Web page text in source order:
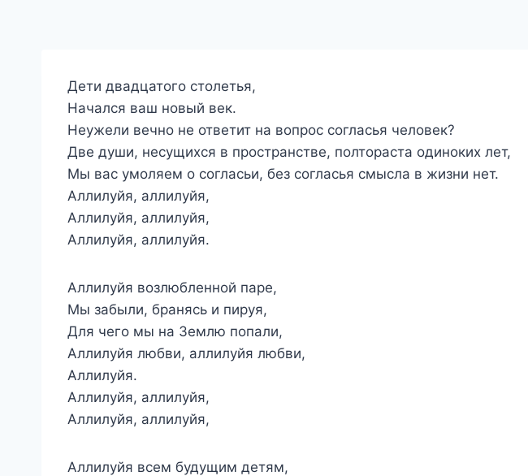
Дети двадцатого столетья,
Начался ваш новый век.
Неужели вечно не ответит на вопрос согласья человек?
Две души, несущихся в пространстве, полтораста одиноких лет,
Мы вас умоляем о согласьи, без согласья смысла в жизни нет.
Аллилуйя, аллилуйя,
Аллилуйя, аллилуйя,
Аллилуйя, аллилуйя.
Аллилуйя возлюбленной паре,
Мы забыли, бранясь и пируя,
Для чего мы на Землю попали,
Аллилуйя любви, аллилуйя любви,
Аллилуйя.
Аллилуйя, аллилуйя,
Аллилуйя, аллилуйя,
Аллилуйя всем будущим детям,